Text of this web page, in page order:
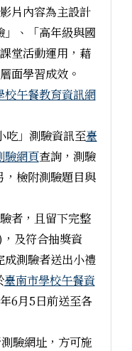
片內容為主設計
、「高年級與國
堂活動運用，藉
面學習成效。
校午餐教育資訊網
吃」測驗資訊至臺
驗網頁查詢，測驗
，檢附測驗題目與
者，且留下完整
及符合抽獎資
測驗者送出小禮
臺南市學校午餐資
6月5日前送至各
驗網址，方可施